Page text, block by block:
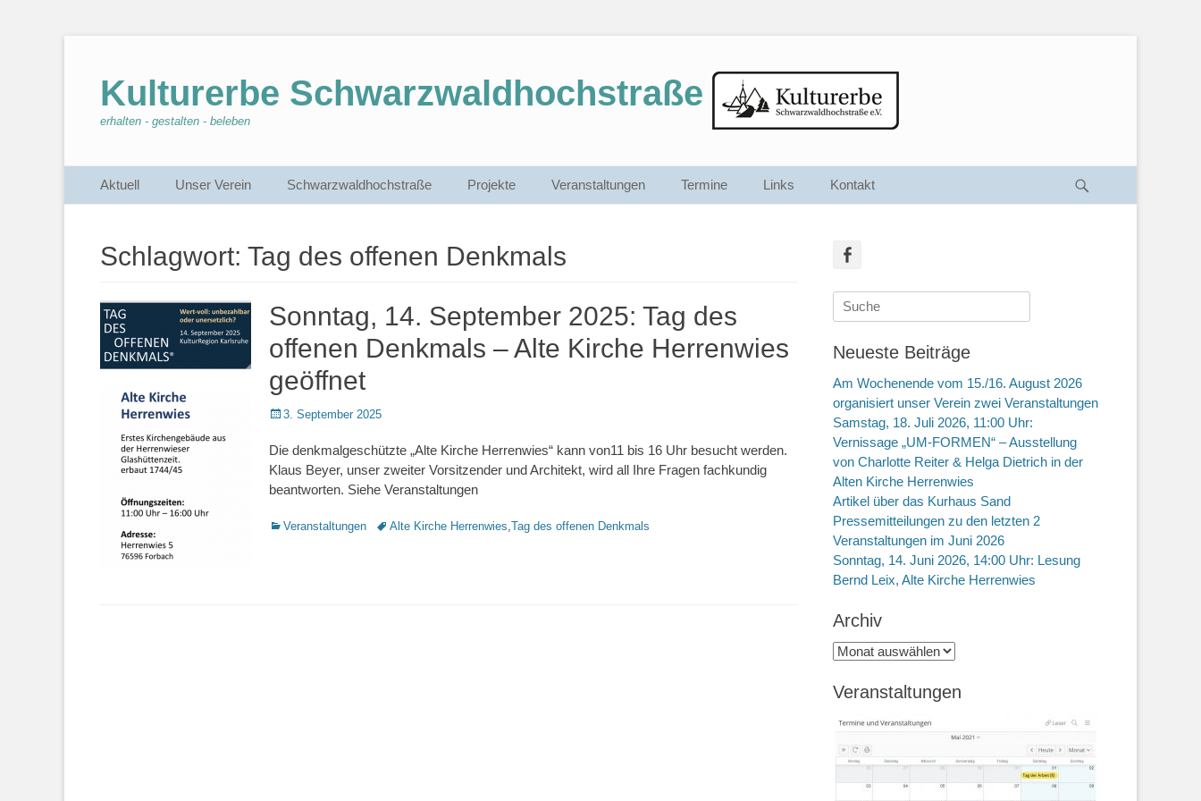
Kulturerbe Schwarzwaldhochstraße
erhalten - gestalten - beleben
Primärmenu
Aktuell Unser Verein Schwarzwaldhochstraße Projekte Veranstaltungen Termine Links Kontakt
Schlagwort: Tag des offenen Denkmals
Sonntag, 14. September 2025: Tag des
offenen Denkmals – Alte Kirche Herrenwies
geöffnet
Veröffentlicht
3. September 2025
Die denkmalgeschützte „Alte Kirche Herrenwies“ kann von11 bis 16 Uhr besucht werden.
Klaus Beyer, unser zweiter Vorsitzender und Architekt, wird all Ihre Fragen fachkundig
beantworten. Siehe Veranstaltungen
Kategorien
Veranstaltungen Schlagworte
Alte Kirche Herrenwies,Tag des offenen Denkmals
Suche
nach:
Neueste Beiträge
Am Wochenende vom 15./16. August 2026
organisiert unser Verein zwei Veranstaltungen
Samstag, 18. Juli 2026, 11:00 Uhr:
Vernissage „UM-FORMEN“ – Ausstellung
von Charlotte Reiter & Helga Dietrich in der
Alten Kirche Herrenwies
Artikel über das Kurhaus Sand
Pressemitteilungen zu den letzten 2
Veranstaltungen im Juni 2026
Sonntag, 14. Juni 2026, 14:00 Uhr: Lesung
Bernd Leix, Alte Kirche Herrenwies
Archiv
Archiv
Veranstaltungen